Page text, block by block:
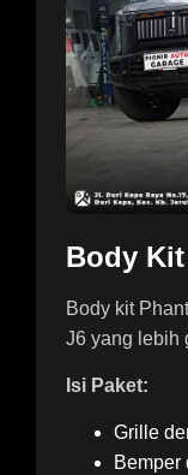
Body
Body kit
J6 yang lebih
Isi Paket:
Grille
Bemper